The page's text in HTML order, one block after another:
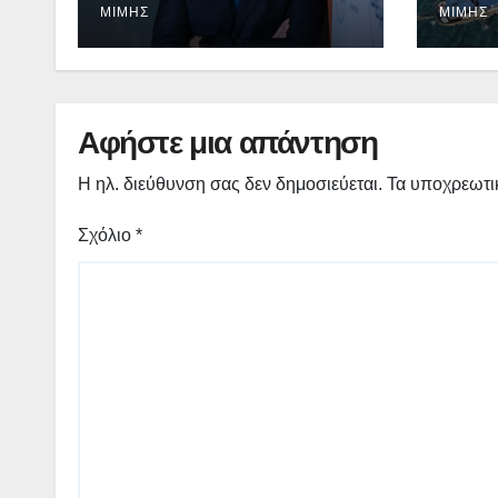
EBITDA στα €1,2 δισ.
ΜΊΜΗΣ ΜΊΜΗΣ
Αφήστε μια απάντηση
Η ηλ. διεύθυνση σας δεν δημοσιεύεται. Τα
Σχόλιο *